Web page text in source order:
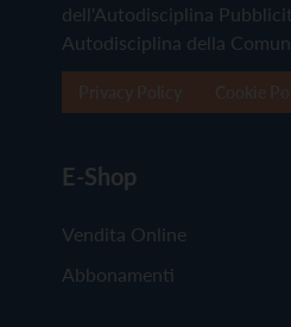
dell'Autodisciplina
Autodisciplina della
E-Shop
Vendita Online
Abbonamenti